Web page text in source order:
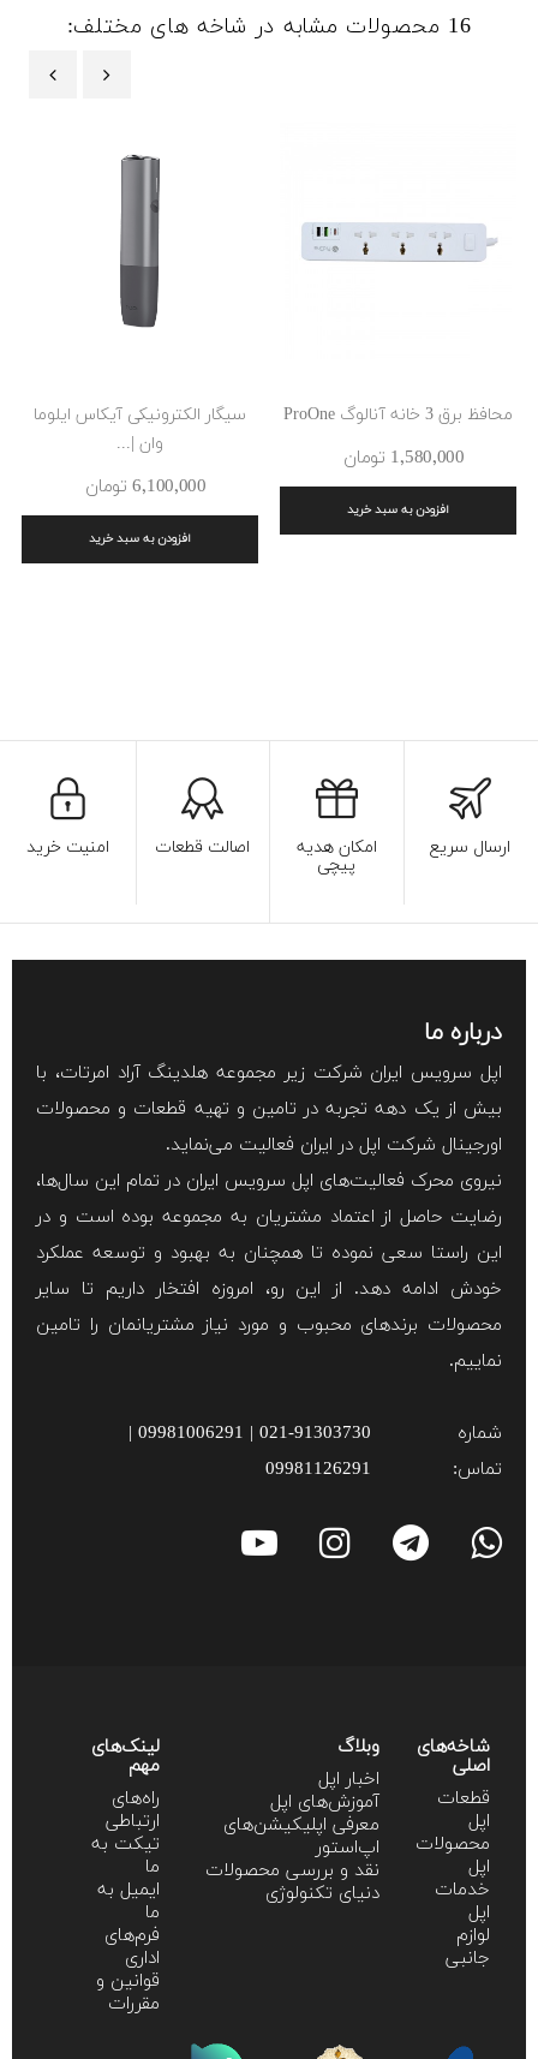
16 محصولات مشابه در شاخه های مختلف:
محافظ برق 3 خانه آنالوگ ProOne
1٬580٬000 ‎تومان
افزودن به سبد خرید
سیگار الکترونیکی آیکاس ایلوما
وان |...
6٬100٬000 ‎تومان
افزودن به سبد خرید
ارسال سریع امکان هدیه
پیچی
اصالت قطعات امنیت خرید
درباره ما
اپل سرویس ایران شرکت زیر مجموعه هلدینگ آراد امرتات، با
بیش از یک دهه تجربه در تامین و تهیه قطعات و محصولات
اورجینال شرکت اپل در ایران فعالیت می‌نماید.
نیروی محرک فعالیت‌های اپل سرویس ایران در تمام این سال‌ها،
رضایت حاصل از اعتماد مشتریان به مجموعه بوده است و در
این راستا سعی نموده تا همچنان به بهبود و توسعه عملکرد
خودش ادامه دهد. از این رو، امروزه افتخار داریم تا سایر
محصولات برند‌های محبوب و مورد نیاز مشتریانمان را تامین
نماییم.
شماره
تماس:
021-91303730 | 09981006291 |
09981126291
شاخه‌های
اصلی
قطعات
اپل
محصولات
اپل
خدمات
اپل
لوازم
جانبی
وبلاگ
اخبار اپل
آموزش‌‌های اپل
معرفی اپلیکیشن‌های
اپ‌استور
نقد و بررسی محصولات
دنیای تکنولوژی
لینک‌های
مهم
راه‌های
ارتباطی
تیکت به
ما
ایمیل به
ما
فرم‌های
اداری
قوانین و
مقررات